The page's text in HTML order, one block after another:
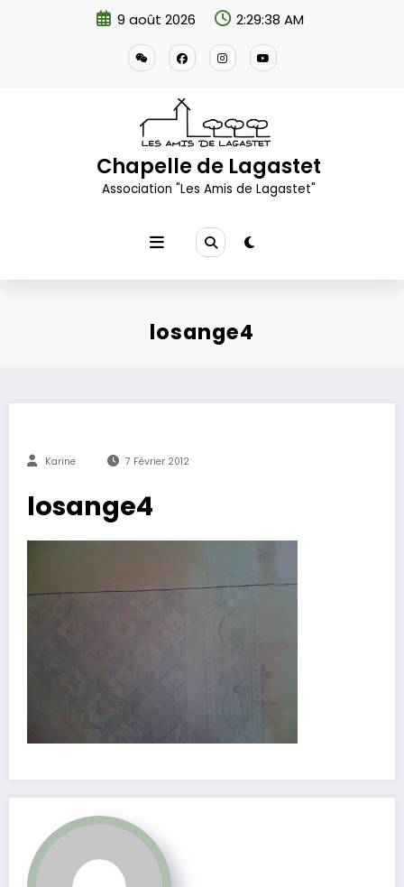
9 août 2026 2:29:39 AM
Chapelle de Lagastet
Association "Les Amis de Lagastet"
losange4
Karine 7 Février 2012
losange4